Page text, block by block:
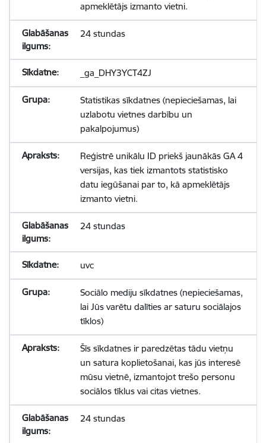
apmeklētājs izmanto vietni.
24 stundas
_ga_DHY3YCT4ZJ
Statistikas sīkdatnes (nepieciešamas, lai
uzlabotu vietnes darbību un
pakalpojumus)
Reģistrē unikālu ID priekš jaunākās GA 4
versijas, kas tiek izmantots statistisko
datu iegūšanai par to, kā apmeklētājs
izmanto vietni.
24 stundas
uvc
Sociālo mediju sīkdatnes (nepieciešamas,
lai Jūs varētu dalīties ar saturu sociālajos
tīklos)
Šīs sīkdatnes ir paredzētas tādu vietņu
un satura koplietošanai, kas jūs interesē
mūsu vietnē, izmantojot trešo personu
sociālos tīklus vai citas vietnes.
24 stundas